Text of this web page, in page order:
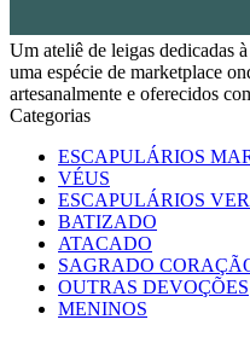
Um ateliê de leigas dedicadas
uma espécie de marketplace
artesanalmente e oferecidos
Categorias
ESCAPULÁRIOS
VÉUS
ESCAPULÁRIOS
BATIZADO
ATACADO
SAGRADO
OUTRAS DEVOÇÕES
MENINOS